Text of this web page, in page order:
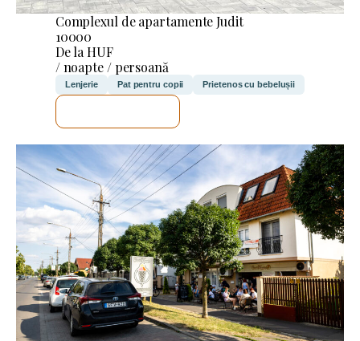
Complexul de apartamente Judit
10000
De la HUF
/ noapte / persoană
Lenjerie Pat pentru copii Prietenos cu bebelușii